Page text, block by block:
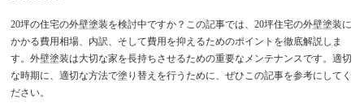
20坪の住宅の外壁塗装を検討中ですか？この記事では、20坪住宅の外壁塗装に
かかる費用相場、内訳、そして費用を抑えるためのポイントを徹底解説しま
す。外壁塗装は大切な家を長持ちさせるための重要なメンテナンスです。適切
な時期に、適切な方法で塗り替えを行うために、ぜひこの記事を参考にしてく
ださい。